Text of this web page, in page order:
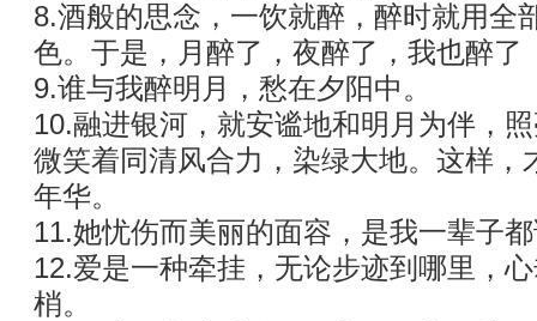
8.酒般的思念，一饮就醉，醉时就用全
色。于是，月醉了，夜醉了，我也醉了
9.谁与我醉明月，愁在夕阳中。
10.融进银河，就安谧地和明月为伴，
微笑着同清风合力，染绿大地。这样，
年华。
11.她忧伤而美丽的面容，是我一辈子
12.爱是一种牵挂，无论步迹到哪里，
梢。